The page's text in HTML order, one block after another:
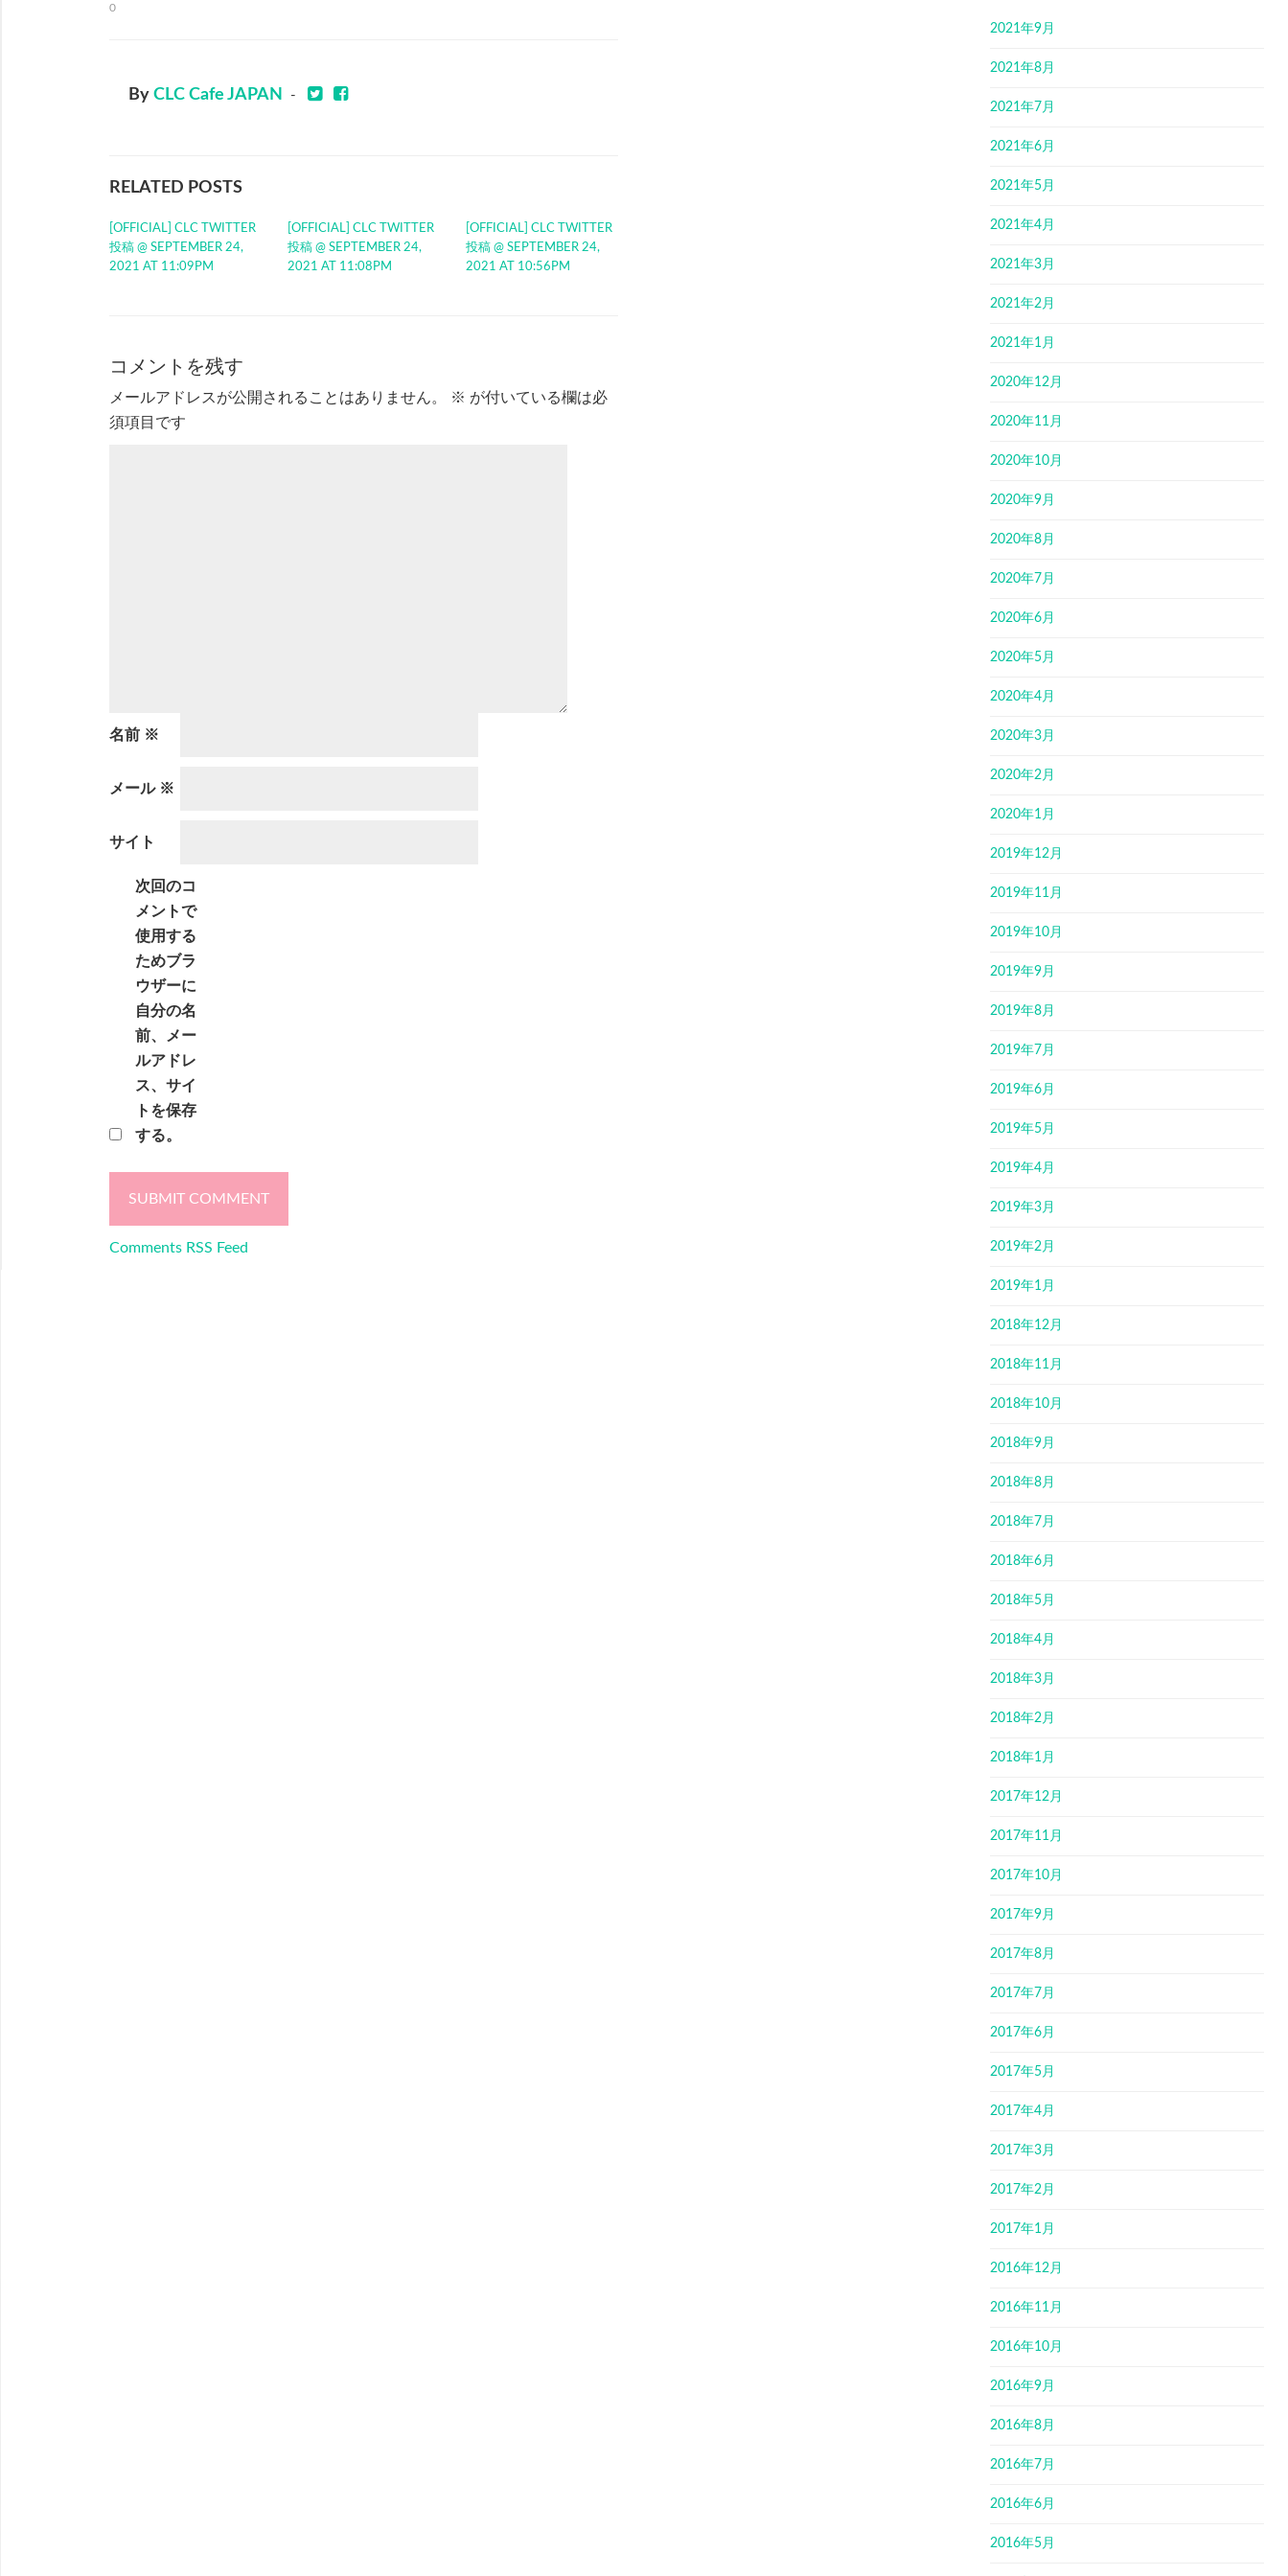
0
By CLC Cafe JAPAN -
RELATED POSTS
[OFFICIAL] CLC TWITTER
投稿 @ SEPTEMBER 24,
2021 AT 11:09PM
[OFFICIAL] CLC TWITTER
投稿 @ SEPTEMBER 24,
2021 AT 11:08PM
[OFFICIAL] CLC TWITTER
投稿 @ SEPTEMBER 24,
2021 AT 10:56PM
コメントを残す
メールアドレスが公開されることはありません。 ※ が付いている欄は必
須項目です
名前 ※
メール ※
サイト
次回のコ
メントで
使用する
ためブラ
ウザーに
自分の名
前、メー
ルアドレ
ス、サイ
トを保存
する。
Comments RSS Feed
2021年9月
2021年8月
2021年7月
2021年6月
2021年5月
2021年4月
2021年3月
2021年2月
2021年1月
2020年12月
2020年11月
2020年10月
2020年9月
2020年8月
2020年7月
2020年6月
2020年5月
2020年4月
2020年3月
2020年2月
2020年1月
2019年12月
2019年11月
2019年10月
2019年9月
2019年8月
2019年7月
2019年6月
2019年5月
2019年4月
2019年3月
2019年2月
2019年1月
2018年12月
2018年11月
2018年10月
2018年9月
2018年8月
2018年7月
2018年6月
2018年5月
2018年4月
2018年3月
2018年2月
2018年1月
2017年12月
2017年11月
2017年10月
2017年9月
2017年8月
2017年7月
2017年6月
2017年5月
2017年4月
2017年3月
2017年2月
2017年1月
2016年12月
2016年11月
2016年10月
2016年9月
2016年8月
2016年7月
2016年6月
2016年5月